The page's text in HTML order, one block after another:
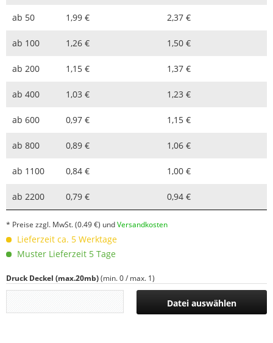
ab 50 1,99 € 2,37 €
ab 100 1,26 € 1,50 €
ab 200 1,15 € 1,37 €
ab 400 1,03 € 1,23 €
ab 600 0,97 € 1,15 €
ab 800 0,89 € 1,06 €
ab 1100 0,84 € 1,00 €
ab 2200 0,79 € 0,94 €
* Preise zzgl. MwSt.(0.49 €) undVersandkosten
Lieferzeit ca. 5 Werktage
Muster Lieferzeit 5 Tage
Druck Deckel (max.20mb)(min. 0 / max. 1)
Datei auswählen